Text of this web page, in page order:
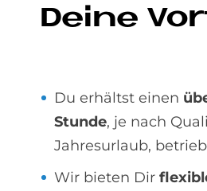
De­i­ne
Du erhältst einen
Stunde, je nach
Jahresurlaub,
Wir bieten Dir